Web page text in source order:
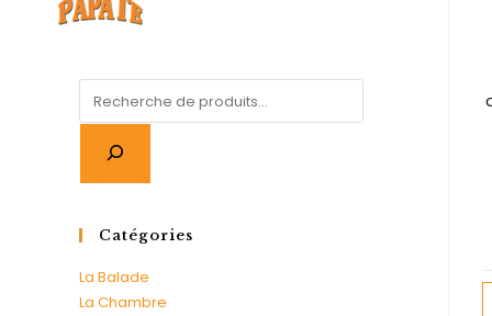
Catégories
La Balade
La Chambre